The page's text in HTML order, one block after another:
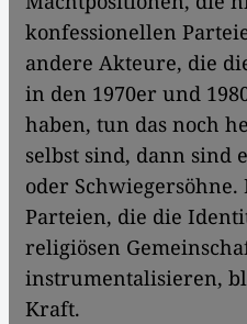
konfessionellen
andere Akteure, die
in den 1970er und
haben, tun das noch
selbst sind, dann sind
oder Schwiegersöhne.
Parteien, die die
religiösen
instrumentalisieren,
Kraft.